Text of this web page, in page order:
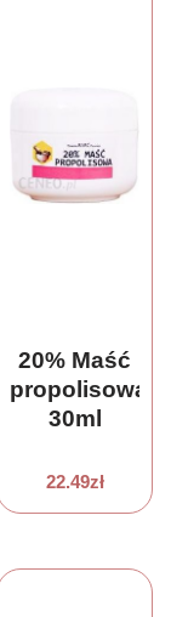
20% Maść
propolisowa
30ml
22.49zł